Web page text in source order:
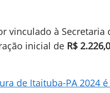
vinculado à Secretaria
inicial de R$
de Itaituba-PA 2024